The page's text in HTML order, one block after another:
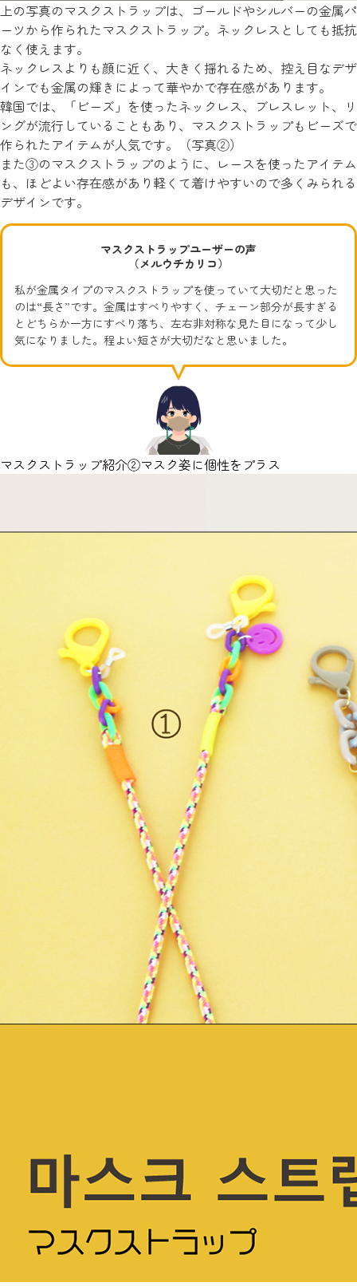
上の写真のマスクストラップは、ゴールドやシルバーの金属パ
ーツから作られたマスクストラップ。ネックレスとしても抵抗
なく使えます。
ネックレスよりも顔に近く、大きく揺れるため、控え目なデザ
インでも金属の輝きによって華やかで存在感があります。
韓国では、「ビーズ」を使ったネックレス、ブレスレット、リ
ングが流行していることもあり、マスクストラップもビーズで
作られたアイテムが人気です。（写真②）
また③のマスクストラップのように、レースを使ったアイテム
も、ほどよい存在感があり軽くて着けやすいので多くみられる
デザインです。
マスクストラップユーザーの声
（メルウチカリコ）
私が金属タイプのマスクストラップを使っていて大切だと思った
のは“長さ”です。金属はすべりやすく、チェーン部分が長すぎる
とどちらか一方にすべり落ち、左右非対称な見た目になって少し
気になりました。程よい短さが大切だなと思いました。
マスクストラップ紹介②マスク姿に個性をプラス